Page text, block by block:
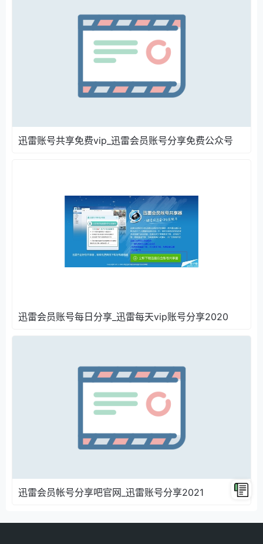
迅雷账号共享免费vip_迅雷会员账号分享免费公众号
迅雷会员账号每日分享_迅雷每天vip账号分享2020
迅雷会员帐号分享吧官网_迅雷账号分享2021